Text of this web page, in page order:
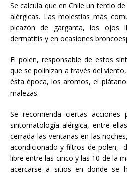
Se calcula que en Chile un tercio
alérgicas. Las molestias más
picazón de garganta, los ojos
dermatitis y en ocasiones
El polen, responsable de estos
que se polinizan a través del
ésta época, los aromos, el
malezas.
Se recomienda ciertas
sintomatología alérgica, entre
cerrada las ventanas en las
acondicionado y filtros de polen,
libre entre las cinco y las 10 de la
acercarse a sitios en donde se